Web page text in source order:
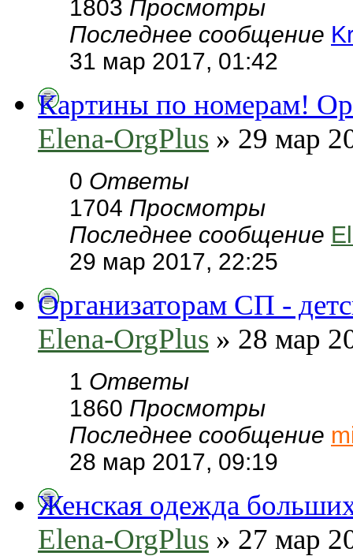
1803 Просмотры
Последнее сообщение
31 мар 2017, 01:42
Картины по номерам!
Elena-OrgPlus » 29 мар
0 Ответы
1704 Просмотры
Последнее сообщение
29 мар 2017, 22:25
Организаторам СП -
Elena-OrgPlus » 28 мар
1 Ответы
1860 Просмотры
Последнее сообщение
28 мар 2017, 09:19
Женская одежда
Elena-OrgPlus » 27 мар